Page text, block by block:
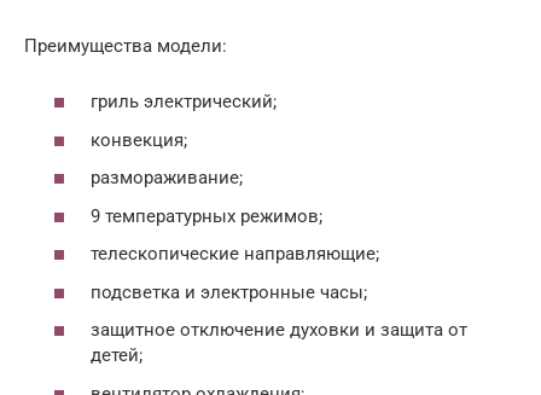
Преимущества модели:
гриль электрический;
конвекция;
размораживание;
9 температурных режимов;
телескопические направляющие;
подсветка и электронные часы;
защитное отключение духовки и защита от
детей;